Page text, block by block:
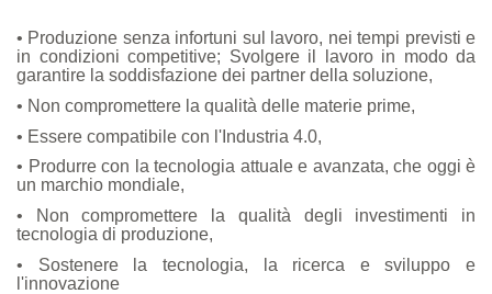
Ricerca e sviluppo
Azienda
Qualità
• Produzione senza infortuni sul lavoro, nei tempi previsti e
in condizioni competitive; Svolgere il lavoro in modo da
garantire la soddisfazione dei partner della soluzione,
• Non compromettere la qualità delle materie prime,
• Essere compatibile con l'Industria 4.0,
• Produrre con la tecnologia attuale e avanzata, che oggi è
un marchio mondiale,
• Non compromettere la qualità degli investimenti in
tecnologia di produzione,
• Sostenere la tecnologia, la ricerca e sviluppo e
l'innovazione